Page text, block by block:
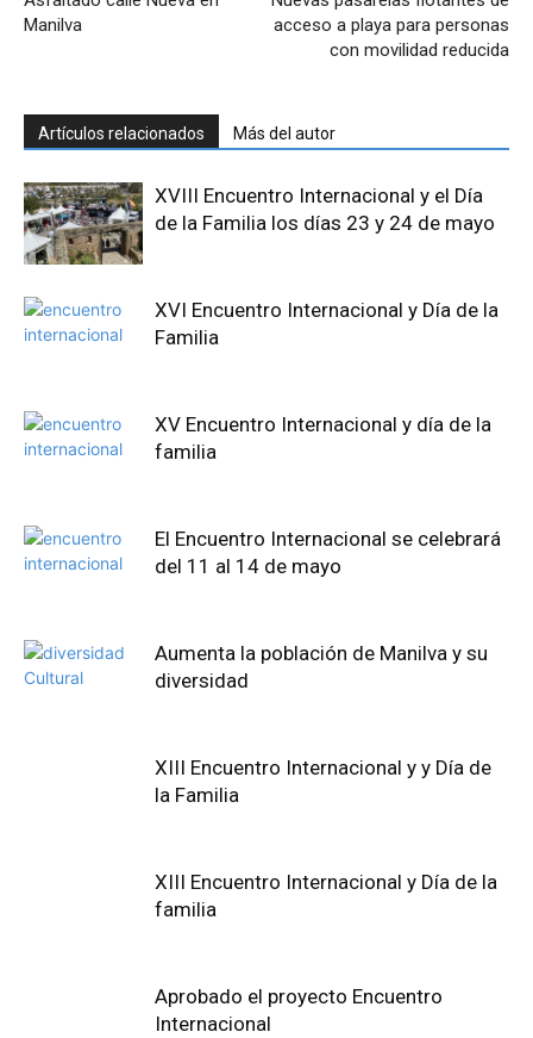
Manilva
acceso a playa para personas
con movilidad reducida
Artículos relacionados Más del autor
XVIII Encuentro Internacional y el Día
de la Familia los días 23 y 24 de mayo
XVI Encuentro Internacional y Día de la
Familia
XV Encuentro Internacional y día de la
familia
El Encuentro Internacional se celebrará
del 11 al 14 de mayo
Aumenta la población de Manilva y su
diversidad
XIII Encuentro Internacional y y Día de
la Familia
XIII Encuentro Internacional y Día de la
familia
Aprobado el proyecto Encuentro
Internacional